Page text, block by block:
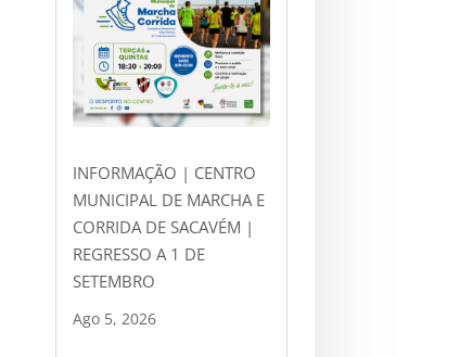
INFORMAÇÃO | CENTRO
MUNICIPAL DE MARCHA E
CORRIDA DE SACAVÉM |
REGRESSO A 1 DE
SETEMBRO
Ago 5, 2026